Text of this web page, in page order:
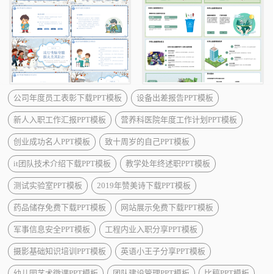
公司年度员工表彰下载PPT模板 设备出差报告PPT模板
新人入职工作汇报PPT模板 营养科医院年度工作计划PPT模板
创业成功名人PPT模板 致十周岁的自己PPT模板
it团队技术介绍下载PPT模板 教学处年终述职PPT模板
测试实验室PPT模板 2019年赞美诗下载PPT模板
药品储存免费下载PPT模板 网站展示免费下载PPT模板
军事信息安全PPT模板 工程内业入职分享PPT模板
摄影基础知识培训PPT模板 英语小王子分享PPT模板